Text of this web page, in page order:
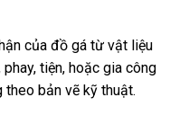
của đồ gá từ vật liệu
tiện, hoặc gia công
bản vẽ kỹ thuật.